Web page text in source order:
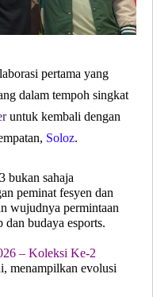
pertama yang
dalam tempoh singkat
untuk kembali dengan
Soloz.
bukan sahaja
peminat fesyen dan
wujudnya permintaan
budaya esports.
– Koleksi Ke-2
menampilkan evolusi